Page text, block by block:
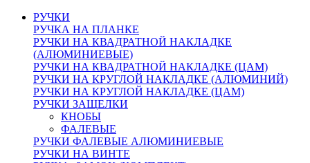
РУЧКИ
РУЧКА НА ПЛАНКЕ
РУЧКИ НА КВАДРАТНОЙ НАКЛАДКЕ
(АЛЮМИНИЕВЫЕ)
РУЧКИ НА КВАДРАТНОЙ НАКЛАДКЕ (ЦАМ)
РУЧКИ НА КРУГЛОЙ НАКЛАДКЕ (АЛЮМИНИЙ)
РУЧКИ НА КРУГЛОЙ НАКЛАДКЕ (ЦАМ)
РУЧКИ ЗАЩЕЛКИ
КНОБЫ
ФАЛЕВЫЕ
РУЧКИ ФАЛЕВЫЕ АЛЮМИНИЕВЫЕ
РУЧКИ НА ВИНТЕ